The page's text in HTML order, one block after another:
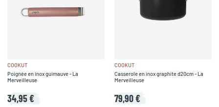
COOKUT
Poignée en inox guimauve - La
Merveilleuse
34,95 €
COOKUT
Casserole en inox graphite d20cm - La
Merveilleuse
79,90 €